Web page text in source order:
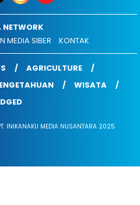
NETWORK
MEDIA SIBER KONTAK
AGRICULTURE
WISATA
INIKANAKU MEDIA NUSANTARA 2025